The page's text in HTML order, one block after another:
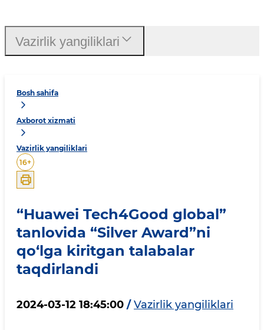
Bosh sahifa
Axborot xizmati
Vazirlik yangiliklari
16+
“Huawei Tech4Good global”
tanlovida “Silver Award”ni
qo‘lga kiritgan talabalar
taqdirlandi
2024-03-12 18:45:00 / Vazirlik yangiliklari
Vazirlik yangiliklari